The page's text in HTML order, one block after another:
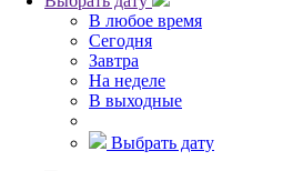
В любое время
Сегодня
Завтра
На неделе
В выходные
Выбрать дату